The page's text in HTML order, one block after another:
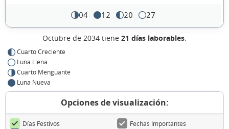
04 12 20 27
Octubre de 2034 tiene 21 días laborables.
Cuarto Creciente
Luna Llena
Cuarto Menguante
Luna Nueva
Opciones de visualización:
Días Festivos
Fechas Importantes